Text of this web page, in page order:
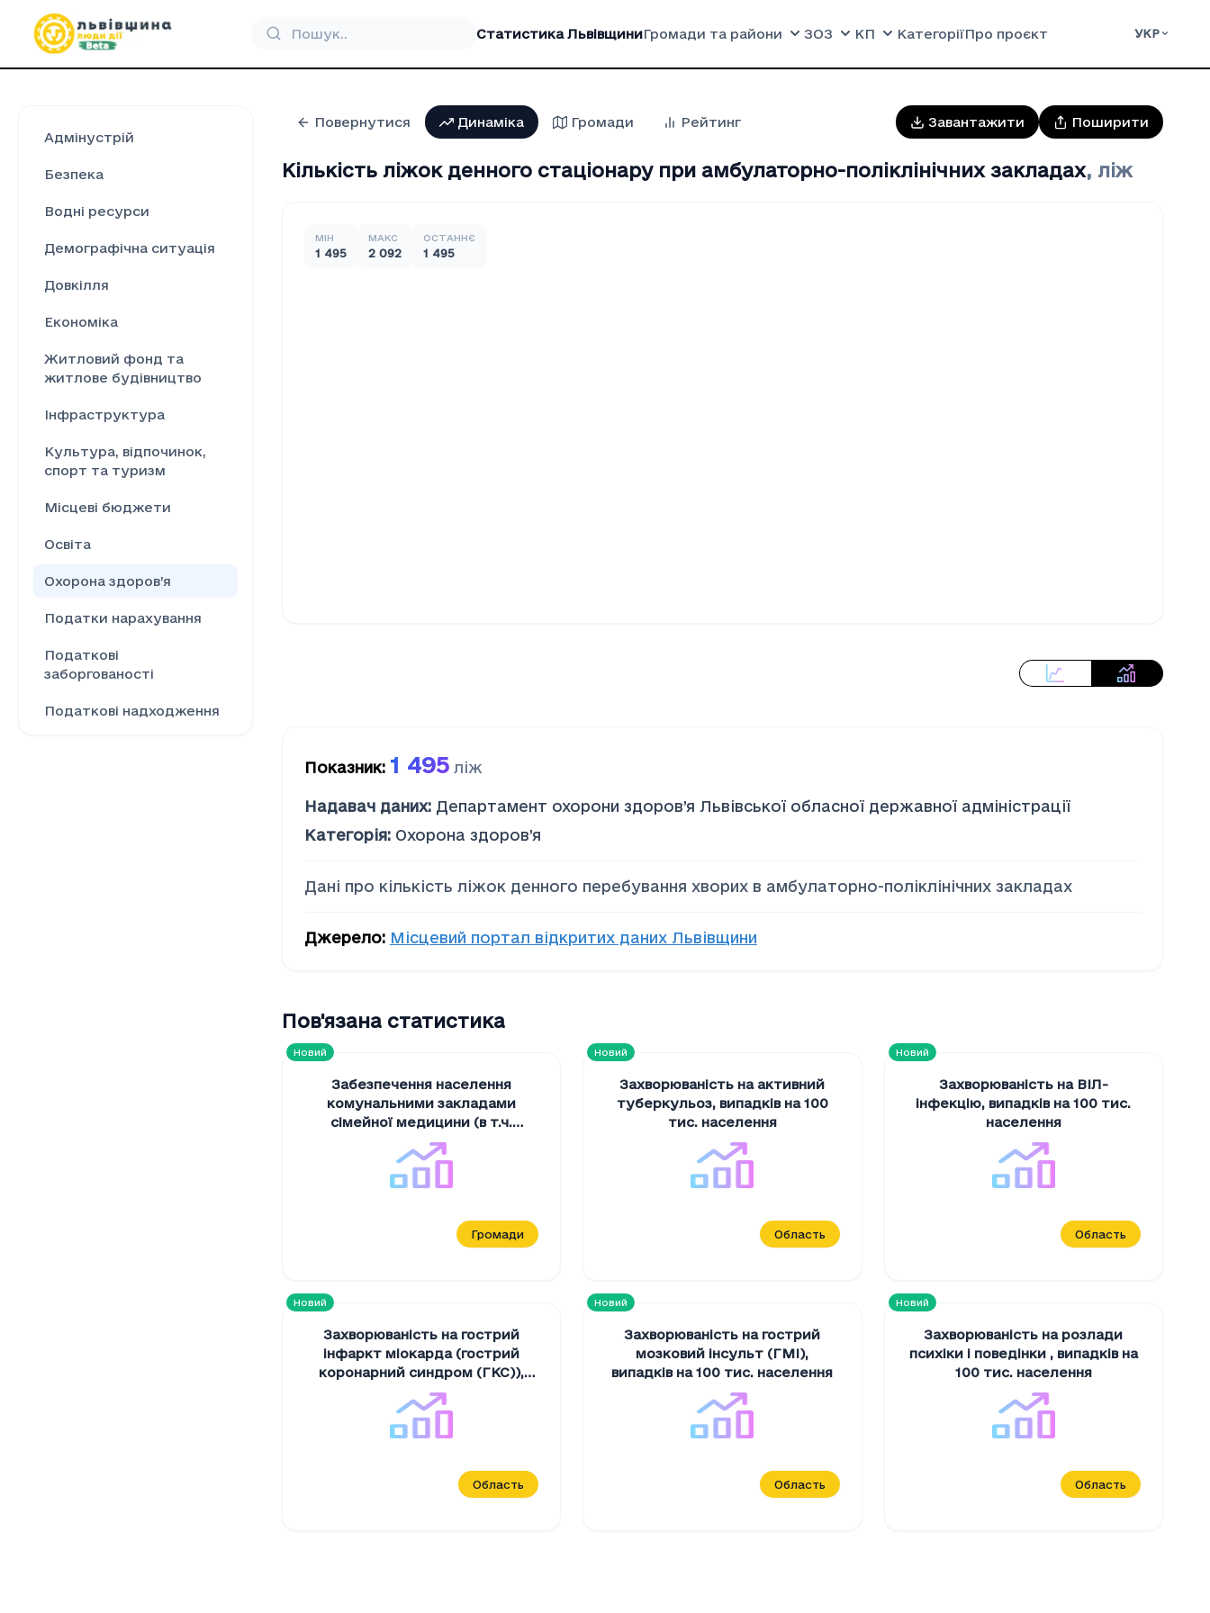
Статистика ЛьвівщиниГромади та райони ЗОЗ КП КатегоріїПро проєкт УКР
Адмінустрій
Безпека
Водні ресурси
Демографічна ситуація
Довкілля
Економіка
Житловий фонд та
житлове будівництво
Інфраструктура
Культура, відпочинок,
спорт та туризм
Місцеві бюджети
Освіта
Охорона здоров’я
Податки нарахування
Податкові
заборгованості
Податкові надходження
Повернутися Динаміка Громади Рейтинг Завантажити Поширити
Кількість ліжок денного стаціонару при амбулаторно-поліклінічних закладах, ліж
МІН
1 495
МАКС
2 092
ОСТАННЄ
1 495
Показник: 1 495 ліж
Надавач даних: Департамент охорони здоров’я Львівської обласної державної адміністрації
Категорія: Охорона здоров’я
Дані про кількість ліжок денного перебування хворих в амбулаторно-поліклінічних закладах
Джерело: Місцевий портал відкритих даних Львівщини
Пов'язана статистика
Новий
Забезпечення населення
комунальними закладами
сімейної медицини (в т.ч.
амбулаторіями) на 10 тис.
закладів на 10 тис.
населення
Громади
Новий
Захворюваність на активний
туберкульоз, випадків на 100
тис. населення
Область
Новий
Захворюваність на ВІЛ-
інфекцію, випадків на 100 тис.
населення
Область
Новий
Захворюваність на гострий
інфаркт міокарда (гострий
коронарний синдром (ГКС)),
випадків на 100 тис. населення
Область
Новий
Захворюваність на гострий
мозковий інсульт (ГМІ),
випадків на 100 тис. населення
Область
Новий
Захворюваність на розлади
психіки і поведінки , випадків на
100 тис. населення
Область